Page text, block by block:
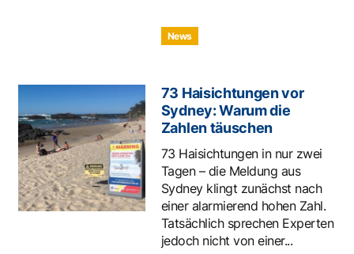
News
73 Haisichtungen vor
Sydney: Warum die
Zahlen täuschen
73 Haisichtungen in nur zwei
Tagen – die Meldung aus
Sydney klingt zunächst nach
einer alarmierend hohen Zahl.
Tatsächlich sprechen Experten
jedoch nicht von einer...